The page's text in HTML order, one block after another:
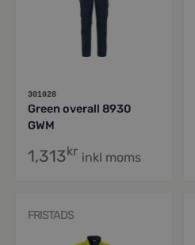
301028
Green overall 8930
GWM
1,313kr inkl moms
FRISTADS